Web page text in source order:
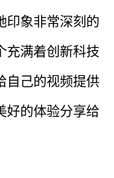
印象非常深刻的
充满着创新科技
自己的视频提供
好的体验分享给